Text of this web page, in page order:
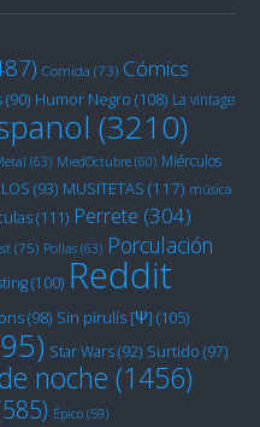
Comida (73) Cómics
(90) Humor Negro (108) La vintage
(3210)
(63) MiedOctubre (60) Miérculos
(93) MUSITETAS (117) música
(111) Perrete (304)
(75) Pollas (63) Porculación
(100) Reddit
(98) Sin pirulís [Ψ] (105)
Star Wars(92) Surtido (97)
noche (1456)
Épico (59)